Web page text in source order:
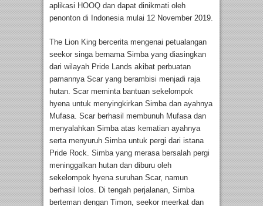
aplikasi HOOQ dan dapat dinikmati oleh
penonton di Indonesia mulai 12 November 2019.
The Lion King bercerita mengenai petualangan
seekor singa bernama Simba yang diasingkan
dari wilayah Pride Lands akibat perbuatan
pamannya Scar yang berambisi menjadi raja
hutan. Scar meminta bantuan sekelompok
hyena untuk menyingkirkan Simba dan ayahnya
Mufasa. Scar berhasil membunuh Mufasa dan
menyalahkan Simba atas kematian ayahnya
serta menyuruh Simba untuk pergi dari istana
Pride Rock. Simba yang merasa bersalah pergi
meninggalkan hutan dan diburu oleh
sekelompok hyena suruhan Scar, namun
berhasil lolos. Di tengah perjalanan, Simba
berteman dengan Timon, seekor meerkat dan